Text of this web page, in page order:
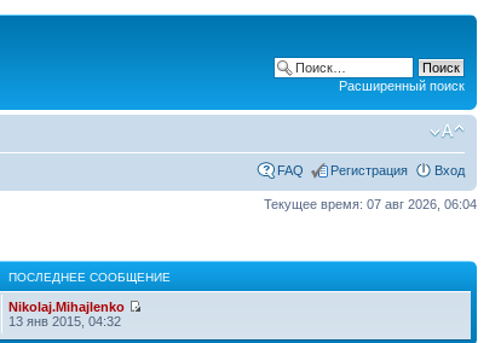
Расширенный поиск
FAQ Регистрация Вход
Текущее время: 07 авг 2026, 06:04
ПОСЛЕДНЕЕ СООБЩЕНИЕ
Nikolaj.Mihajlenko
13 янв 2015, 04:32